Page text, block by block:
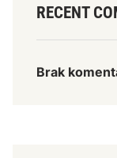
RECENT
Brak